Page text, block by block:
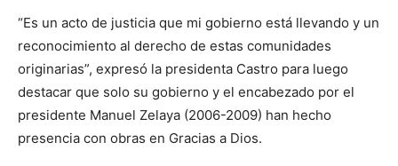
“Es un acto de justicia que mi gobierno está llevando y un
reconocimiento al derecho de estas comunidades
originarias”, expresó la presidenta Castro para luego
destacar que solo su gobierno y el encabezado por el
presidente Manuel Zelaya (2006-2009) han hecho
presencia con obras en Gracias a Dios.